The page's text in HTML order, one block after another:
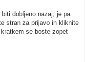
dobljeno nazaj, je pa
stran za prijavo in kliknite
se boste zopet